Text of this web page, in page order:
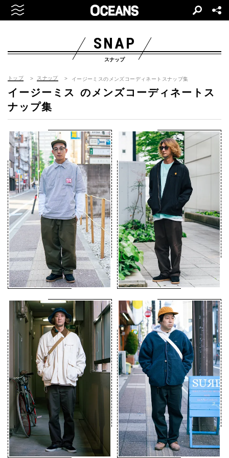
SNAP
スナップ
トップ スナップ イージーミスのメンズコーディネートスナップ集
イージーミス のメンズコーディネートス
ナップ集